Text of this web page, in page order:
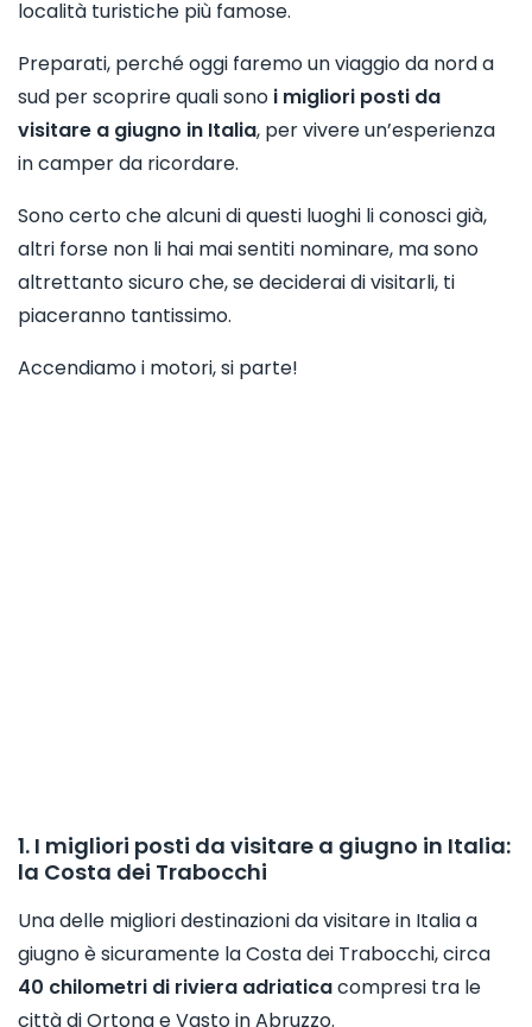
località turistiche più famose.
Preparati, perché oggi faremo un viaggio da nord a
sud per scoprire quali sono i migliori posti da
visitare a giugno in Italia, per vivere un’esperienza
in camper da ricordare.
Sono certo che alcuni di questi luoghi li conosci già,
altri forse non li hai mai sentiti nominare, ma sono
altrettanto sicuro che, se deciderai di visitarli, ti
piaceranno tantissimo.
Accendiamo i motori, si parte!
1. I migliori posti da visitare a giugno in Italia:
la Costa dei Trabocchi
Una delle migliori destinazioni da visitare in Italia a
giugno è sicuramente la Costa dei Trabocchi, circa
40 chilometri di riviera adriaticacompresi tra le
città di Ortona e Vasto in Abruzzo.